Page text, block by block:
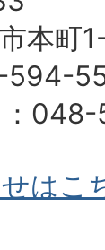
本町
594-
：
はこ